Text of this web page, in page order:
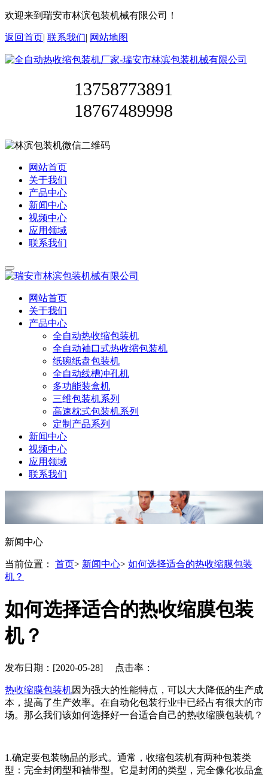
欢迎来到瑞安市林滨包装机械有限公司！
返回首页| 联系我们| 网站地图
13758773891
18767489998
网站首页
关于我们
产品中心
新闻中心
视频中心
应用领域
联系我们
网站首页
关于我们
产品中心
全自动热收缩包装机
全自动袖口式热收缩包装机
纸碗纸盘包装机
全自动线槽冲孔机
多功能装盒机
三维包装机系列
高速枕式包装机系列
定制产品系列
新闻中心
视频中心
应用领域
联系我们
新闻中心
当前位置： 首页> 新闻中心> 如何选择适合的热收缩膜包装
机？
如何选择适合的热收缩膜包装
机？
发布日期：[2020-05-28] 点击率：
热收缩膜包装机因为强大的性能特点，可以大大降低的生产成
本，提高了生产效率。在自动化包装行业中已经占有很大的市
场。那么我们该如何选择好一台适合自己的热收缩膜包装机？
1.确定要包装物品的形式。通常，收缩包装机有两种包装类
型：完全封闭型和袖带型。它是封闭的类型，完全像化妆品盒